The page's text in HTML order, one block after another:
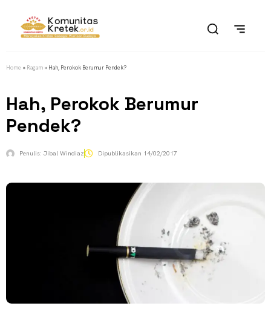
Home » Ragam » Hah, Perokok Berumur Pendek?
Hah, Perokok Berumur
Pendek?
Penulis: Jibal Windiaz Dipublikasikan 14/02/2017